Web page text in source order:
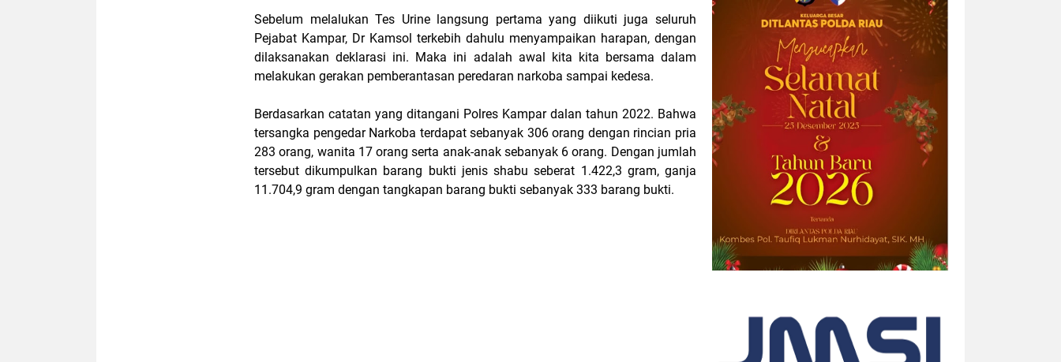
Sebelum melalukan Tes Urine langsung pertama yang diikuti juga seluruh
Pejabat Kampar, Dr Kamsol terkebih dahulu menyampaikan harapan, dengan
dilaksanakan deklarasi ini. Maka ini adalah awal kita kita bersama dalam
melakukan gerakan pemberantasan peredaran narkoba sampai kedesa.
Berdasarkan catatan yang ditangani Polres Kampar dalan tahun 2022. Bahwa
tersangka pengedar Narkoba terdapat sebanyak 306 orang dengan rincian pria
283 orang, wanita 17 orang serta anak-anak sebanyak 6 orang. Dengan jumlah
tersebut dikumpulkan barang bukti jenis shabu seberat 1.422,3 gram, ganja
11.704,9 gram dengan tangkapan barang bukti sebanyak 333 barang bukti.
2026-08-04 20:17:41| Source: Univar Solutions
Univar Solutions Mengakuisisi H.M.
Royal, Memperluas Jangkauan di
Pasar Bahan Aditif untuk Karet,
Plastik, dan Perekat di Amerika
Serikat
Memperkuat layanan dan rantai pasok di
pasar-pasar utama AS dengan
memadukan satu abad keahlian teknis
dan hubungan pelanggan yang dilandasi
kepercayaan DOWNERS GROVE, Illinois,
Aug. 04, 2026 ...
2026-08-01 00:27:35 | Source:
Univar Solutions